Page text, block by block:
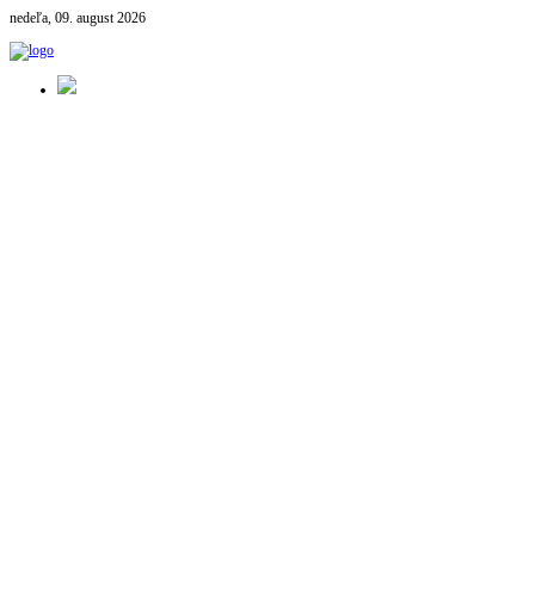
nedeľa, 09. august 2026